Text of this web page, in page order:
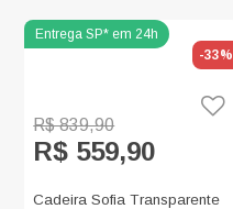
-33%
R$ 839,90
R$ 559,90
Cadeira Sofia Transparente